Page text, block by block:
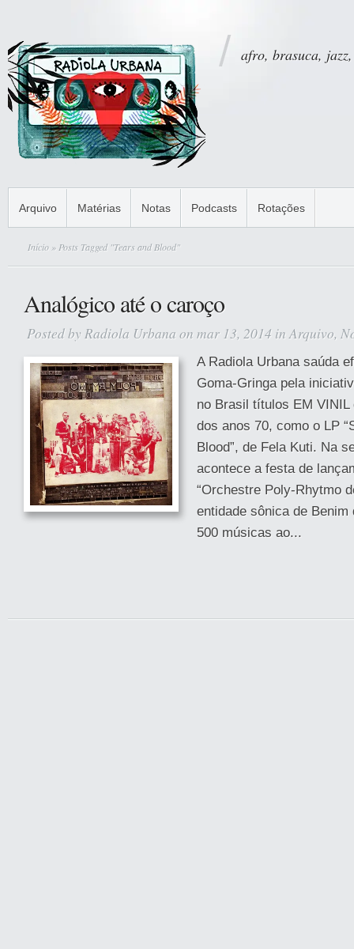
afro, brasuca,
Arquivo Matérias Notas Podcasts Rotações
Início » Posts Tagged "Tears and Blood"
Analógico até o caroço
Posted by Radiola Urbana on mar 13, 2014 inArquivo,
A Radiola Urbana saúda
Goma-Gringa pela
no Brasil títulos EM
dos anos 70, como o LP
Blood”, de Fela Kuti. Na
acontece a festa de
“Orchestre Poly-Rhytmo
entidade sônica de
500 músicas ao...